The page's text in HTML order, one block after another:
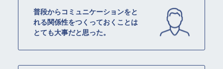
普段からコミュニケーションをと
れる関係性をつくっておくことは
とても大事だと思った。